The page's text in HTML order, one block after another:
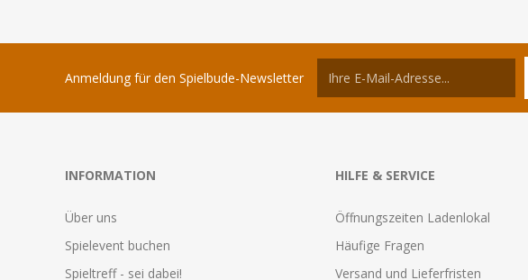
Anmeldung für den Spielbude-Newsletter
INFORMATION
Über uns
Spielevent buchen
Spieltreff - sei dabei!
HILFE & SERVICE
Öffnungszeiten Ladenlokal
Häufige Fragen
Versand und Lieferfristen